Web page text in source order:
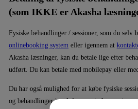
(som IKKE er Akasha
Fysiske behandlinger / sessioner, som du selv
onlinebooking system eller igennem at
Akasha læsninger, kan du betale lige efter
udført. Du kan betale med mobilepay eller
Du har også mulighed for at købe fysiske
og behandlinger i webshoppen inden